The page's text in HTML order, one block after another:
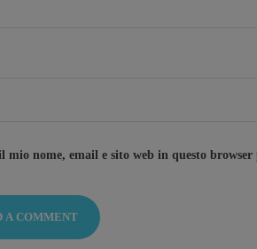
mio nome, email e sito web in questo